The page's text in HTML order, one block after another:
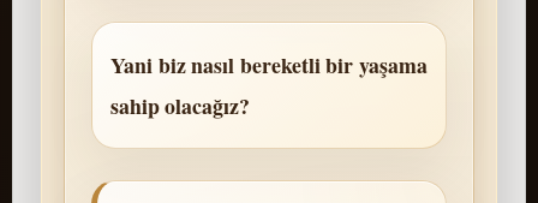
Yani biz nasıl bereketli bir yaşama
sahip olacağız?